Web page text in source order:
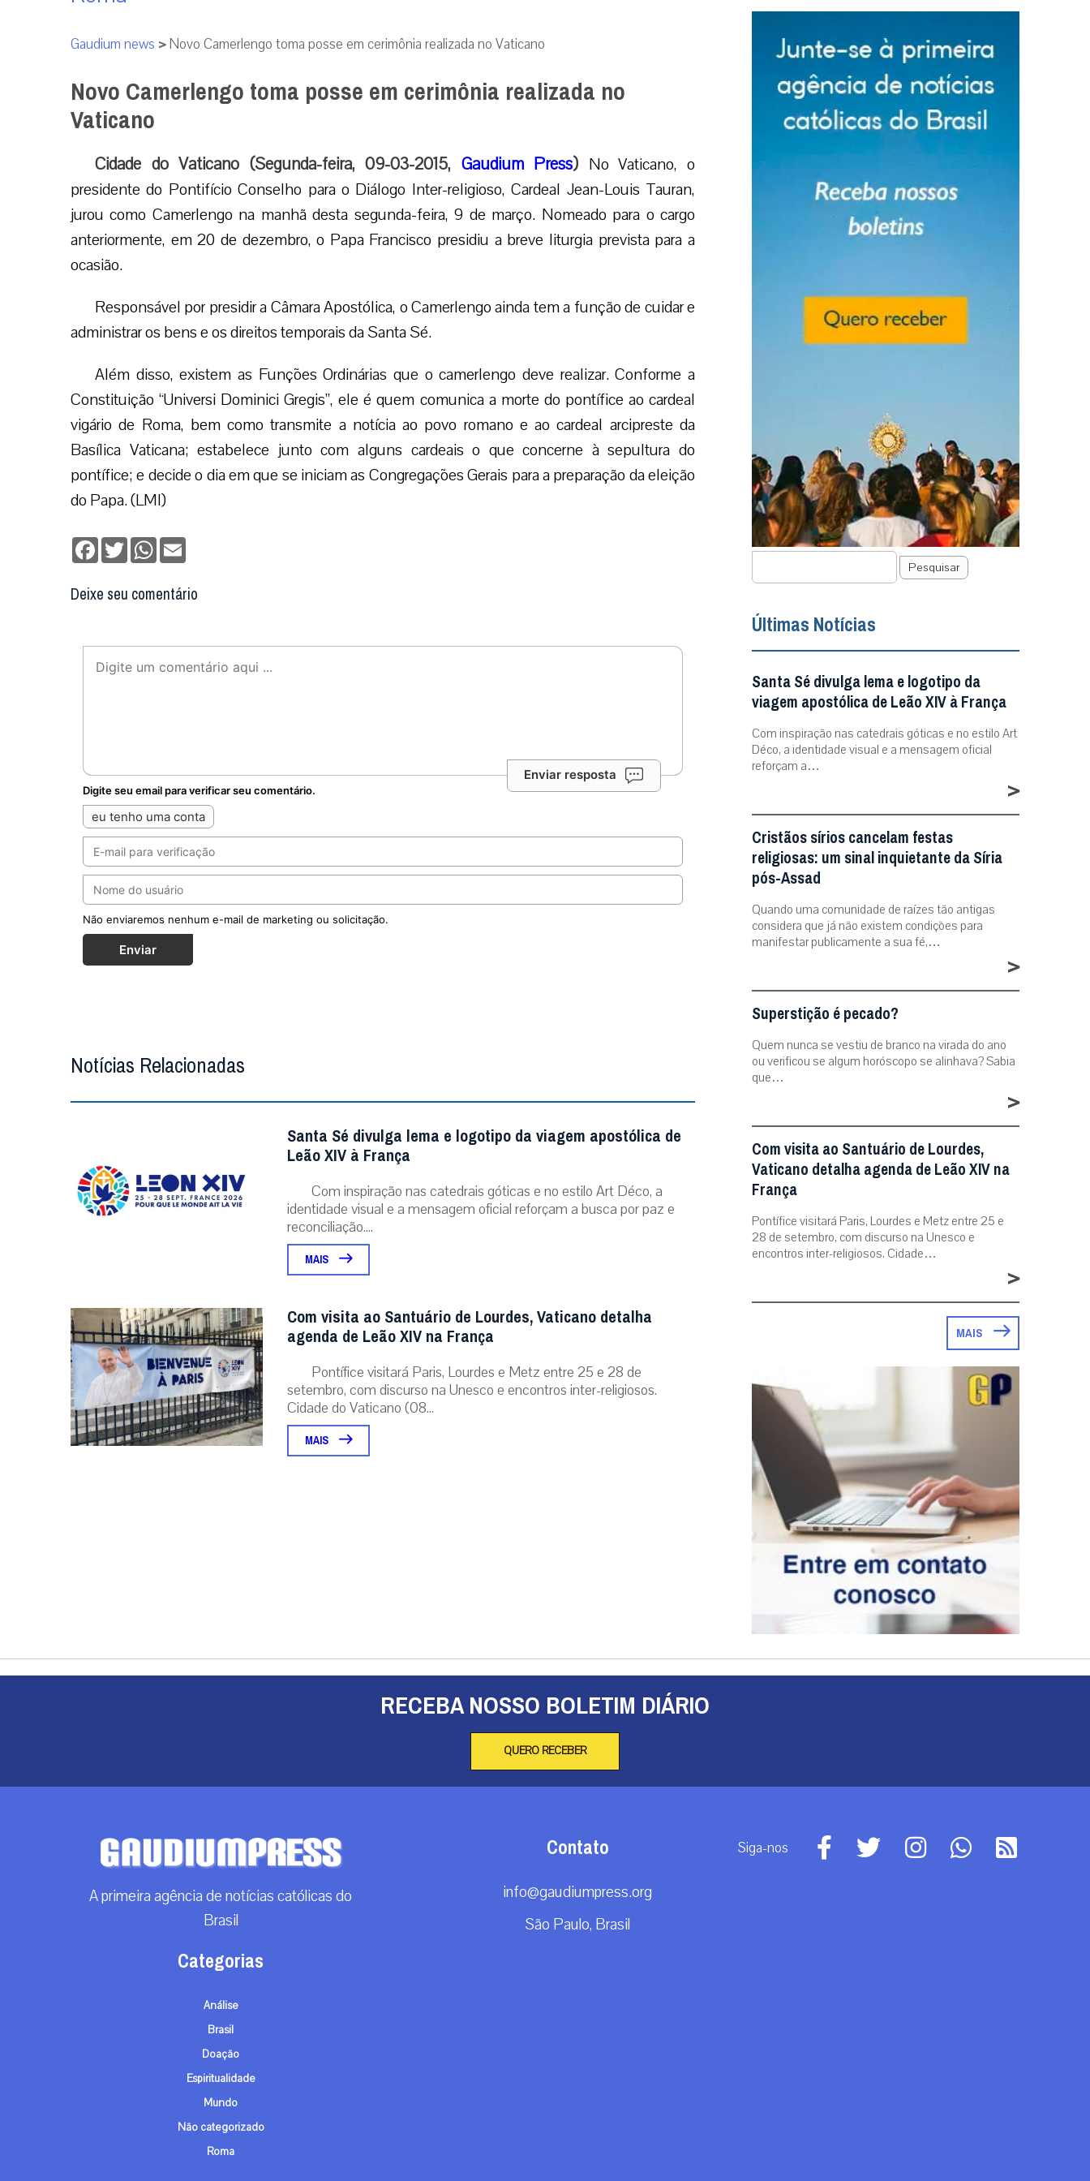
Gaudium news >Novo Camerlengo toma posse em cerimônia realizada no Vaticano
Novo Camerlengo toma posse em cerimônia realizada no
Vaticano
Cidade do Vaticano (Segunda-feira, 09-03-2015, Gaudium Press) No Vaticano, o
presidente do Pontifício Conselho para o Diálogo Inter-religioso, Cardeal Jean-Louis Tauran,
jurou como Camerlengo na manhã desta segunda-feira, 9 de março. Nomeado para o cargo
anteriormente, em 20 de dezembro, o Papa Francisco presidiu a breve liturgia prevista para a
ocasião.
Responsável por presidir a Câmara Apostólica, o Camerlengo ainda tem a função de cuidar e
administrar os bens e os direitos temporais da Santa Sé.
Além disso, existem as Funções Ordinárias que o camerlengo deve realizar. Conforme a
Constituição “Universi Dominici Gregis”, ele é quem comunica a morte do pontífice ao cardeal
vigário de Roma, bem como transmite a notícia ao povo romano e ao cardeal arcipreste da
Basílica Vaticana; estabelece junto com alguns cardeais o que concerne à sepultura do
pontífice; e decide o dia em que se iniciam as Congregações Gerais para a preparação da eleição
do Papa. (LMI)
Facebook
TwitterWhatsApp
Deixe seu comentário
Enviar resposta
Digite seu email para verificar seu comentário.
eu tenho uma conta
Não enviaremos nenhum e-mail de marketing ou solicitação.
Enviar
Notícias Relacionadas
Santa Sé divulga lema e logotipo da viagem apostólica de
Leão XIV à França
Com inspiração nas catedrais góticas e no estilo Art Déco, a
identidade visual e a mensagem oficial reforçam a busca por paz e
reconciliação....
MAIS
Com visita ao Santuário de Lourdes, Vaticano detalha
agenda de Leão XIV na França
Pontífice visitará Paris, Lourdes e Metz entre 25 e 28 de
setembro, com discurso na Unesco e encontros inter-religiosos.
Cidade do Vaticano (08...
MAIS
Pesquisar
Últimas Notícias
Santa Sé divulga lema e logotipo da
viagem apostólica de Leão XIV à França
Com inspiração nas catedrais góticas e no estilo Art
Déco, a identidade visual e a mensagem oficial
reforçam a…
>
Cristãos sírios cancelam festas
religiosas: um sinal inquietante da Síria
pós-Assad
Quando uma comunidade de raízes tão antigas
considera que já não existem condições para
manifestar publicamente a sua fé,…
>
Superstição é pecado?
Quem nunca se vestiu de branco na virada do ano
ou verificou se algum horóscopo se alinhava? Sabia
que…
>
Com visita ao Santuário de Lourdes,
Vaticano detalha agenda de Leão XIV na
França
Pontífice visitará Paris, Lourdes e Metz entre 25 e
28 de setembro, com discurso na Unesco e
encontros inter-religiosos. Cidade…
>
MAIS
RECEBA NOSSO BOLETIM DIÁRIO
QUERO RECEBER
A primeira agência de notícias católicas do
Brasil
Categorias
Análise
Brasil
Doação
Espiritualidade
Mundo
Não categorizado
Roma
Contato
info@gaudiumpress.org
São Paulo, Brasil
Siga-nos